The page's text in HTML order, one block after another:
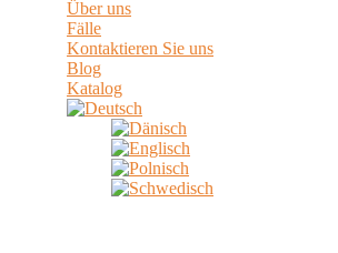
Über uns
Fälle
Kontaktieren Sie uns
Blog
Katalog